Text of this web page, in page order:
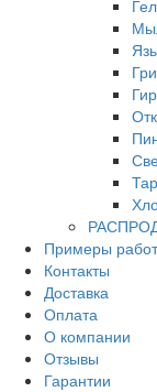
Примеры работ
Контакты
Доставка
Оплата
О компании
Отзывы
Гарантии